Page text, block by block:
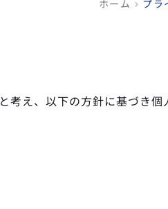
ホーム プラ
考え、以下の方針に基づき個